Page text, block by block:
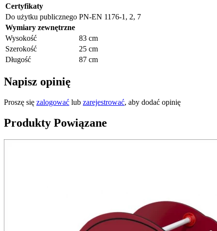
Certyfikaty
Do użytku publicznego PN-EN 1176-1, 2, 7
Wymiary zewnętrzne
Wysokość
83 cm
Szerokość
25 cm
Długość
87 cm
Napisz opinię
Proszę się zalogować lub zarejestrować, aby dodać opinię
Produkty Powiązane